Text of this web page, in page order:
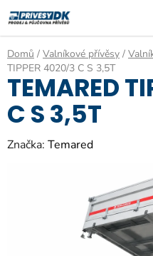
na
obsah
Domů / Valníkové přívěsy /
TIPPER 4020/3 C S 3,5T
TEMARED
C S 3,5T
Značka: Temared